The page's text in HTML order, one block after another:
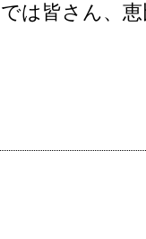
は皆さん、